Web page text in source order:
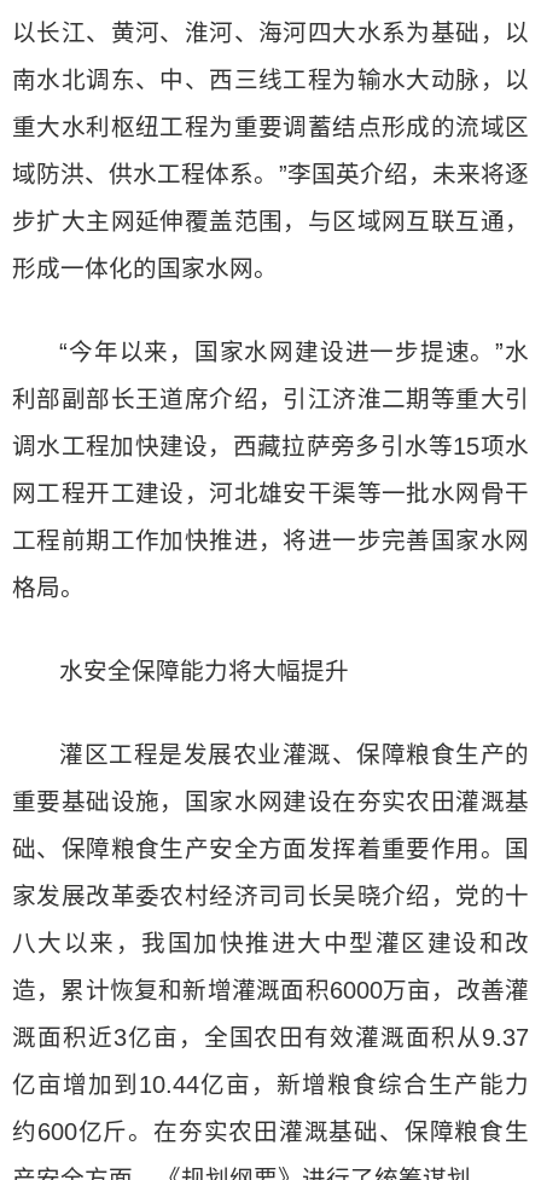
以长江、黄河、淮河、海河四大水系为基础，以
南水北调东、中、西三线工程为输水大动脉，以
重大水利枢纽工程为重要调蓄结点形成的流域区
域防洪、供水工程体系。”李国英介绍，未来将逐
步扩大主网延伸覆盖范围，与区域网互联互通，
形成一体化的国家水网。
“今年以来，国家水网建设进一步提速。”水
利部副部长王道席介绍，引江济淮二期等重大引
调水工程加快建设，西藏拉萨旁多引水等15项水
网工程开工建设，河北雄安干渠等一批水网骨干
工程前期工作加快推进，将进一步完善国家水网
格局。
水安全保障能力将大幅提升
灌区工程是发展农业灌溉、保障粮食生产的
重要基础设施，国家水网建设在夯实农田灌溉基
础、保障粮食生产安全方面发挥着重要作用。国
家发展改革委农村经济司司长吴晓介绍，党的十
八大以来，我国加快推进大中型灌区建设和改
造，累计恢复和新增灌溉面积6000万亩，改善灌
溉面积近3亿亩，全国农田有效灌溉面积从9.37
亿亩增加到10.44亿亩，新增粮食综合生产能力
约600亿斤。在夯实农田灌溉基础、保障粮食生